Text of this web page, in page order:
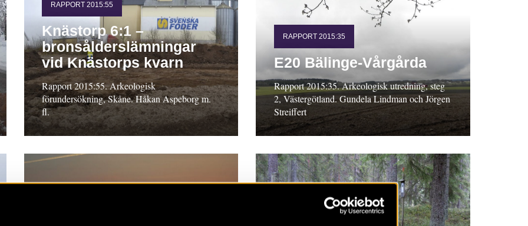
RAPPORT 2015:55
Knästorp 6:1 –
bronsålderslämningar
vid Knästorps kvarn
Rapport 2015:55. Arkeologisk
förundersökning, Skåne. Håkan Aspeborg m.
fl.
RAPPORT 2015:35
E20 Bälinge-Vårgårda
Rapport 2015:35. Arkeologisk utredning, steg
2, Västergötland. Gundela Lindman och Jörgen
Streiffert
RAPPORT 2015:47